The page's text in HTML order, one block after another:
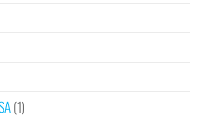
(1)